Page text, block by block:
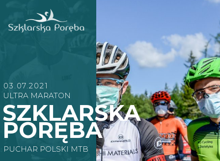
SZKLARSKA
PORĘBA
ULTRA MARATON
03.07.2021
PUCHAR POLSKI MTB